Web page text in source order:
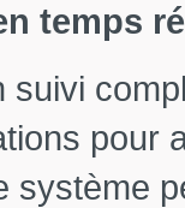
temps
suivi
pour
système